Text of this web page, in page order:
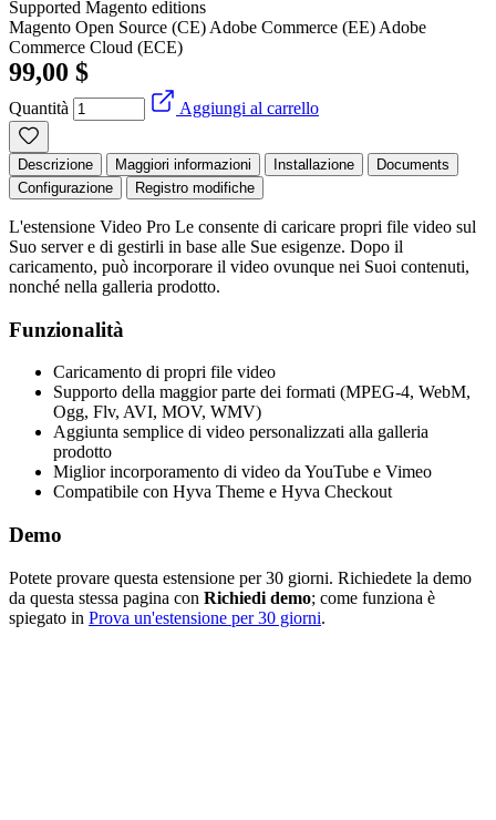
Supported Magento editions
Magento Open Source (CE) Adobe Commerce (EE) Adobe
Commerce Cloud (ECE)
99,00 $
Quantità Aggiungi al carrello
Descrizione Maggiori informazioni Installazione
Documents
Configurazione
Registro modifiche
L'estensione Video Pro Le consente di caricare propri file video sul
Suo server e di gestirli in base alle Sue esigenze. Dopo il
caricamento, può incorporare il video ovunque nei Suoi contenuti,
nonché nella galleria prodotto.
Funzionalità
Caricamento di propri file video
Supporto della maggior parte dei formati (MPEG-4, WebM,
Ogg, Flv, AVI, MOV, WMV)
Aggiunta semplice di video personalizzati alla galleria
prodotto
Miglior incorporamento di video da YouTube e Vimeo
Compatibile con Hyva Theme e Hyva Checkout
Demo
Potete provare questa estensione per 30 giorni. Richiedete la demo
da questa stessa pagina con Richiedi demo; come funziona è
spiegato in Prova un'estensione per 30 giorni.